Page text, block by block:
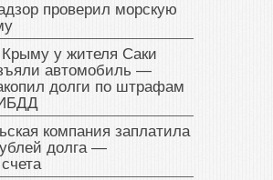
проверил морскую
Крыму у жителя Саки
автомобиль —
долги по штрафам
компания заплатила
долга —